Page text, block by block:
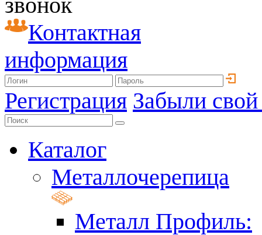
Контактная
информация
Регистрация Забыли
Каталог
Металлочерепица
Металл Профиль: